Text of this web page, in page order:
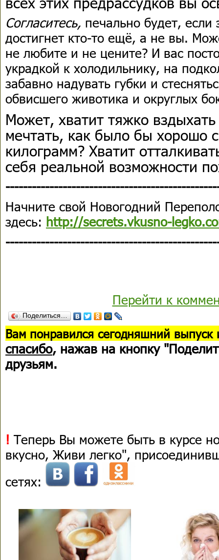
Согласитесь, печально будет, если
достигнет кто-то ещё, а не вы.
не любите и не цените? И вас
украдкой к холодильнику, на
забавно надувать губки и
обвисшего животика и округлых
Может, хватит тяжко
мечтать, как было бы хорошо
килограмм? Хватит
себя реальной возможности
Начните свой Новогодний
здесь: http://secrets.vkusno-
Перейти к
Поделиться…
Вам понравился сегодняшний выпуск
спасибо, нажав на кнопку
друзьям.
! Теперь Вы можете быть в курсе
вкусно, Живи легко",
сетях: